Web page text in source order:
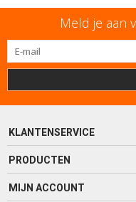
Meld je aan
KLANTENSERVICE
PRODUCTEN
MIJN ACCOUNT